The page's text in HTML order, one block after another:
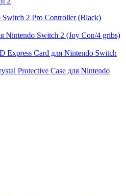
2 Pro Controller (Black)
Nintendo Switch 2 (Joy Con/4 gribs)
Express Card для Nintendo Switch
Protective Case для Nintendo